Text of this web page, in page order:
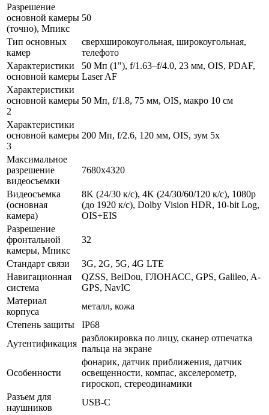
Разрешение
основной камеры
(точно), Мпикс
50
Тип основных
камер
сверхширокоугольная, широкоугольная,
телефото
Характеристики
основной камеры
50 Мп (1"), f/1.63–f/4.0, 23 мм, OIS, PDAF,
Laser AF
Характеристики
основной камеры
2
50 Мп, f/1.8, 75 мм, OIS, макро 10 см
Характеристики
основной камеры
3
200 Мп, f/2.6, 120 мм, OIS, зум 5x
Максимальное
разрешение
видеосъемки
7680x4320
Видеосъемка
(основная
камера)
8K (24/30 к/с), 4K (24/30/60/120 к/с), 1080p
(до 1920 к/с), Dolby Vision HDR, 10-bit Log,
OIS+EIS
Разрешение
фронтальной
камеры, Мпикс
32
Стандарт связи
3G, 2G, 5G, 4G LTE
Навигационная
система
QZSS, BeiDou, ГЛОНАСС, GPS, Galileo, A-
GPS, NavIC
Материал
корпуса
металл, кожа
Степень защиты
IP68
Аутентификация
разблокировка по лицу, сканер отпечатка
пальца на экране
Особенности
фонарик, датчик приближения, датчик
освещенности, компас, акселерометр,
гироскоп, стереодинамики
Разъем для
наушников
USB-C